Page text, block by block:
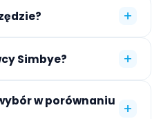
+
Simbye? +
w porównaniu
+